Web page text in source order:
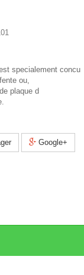
specialement concu
ou,
plaque d
Google+